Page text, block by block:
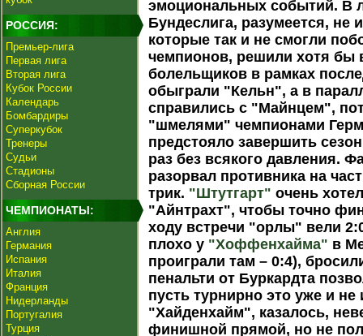
РОССИЯ:
Премьер-лига
Первая лига
Вторая лига
Кубок России
Календарь
Бомбардиры
Суперкубок
Тренеры
Судьи
Стадионы
Сборная России
ЧЕМПИОНАТЫ:
Англия
Германия
Испания
Италия
Франция
Нидерланды
Португалия
Турция
эмоциональных событий. В
Бундеслига, разумеется,
которые так и не смогли
чемпионов, решили хотя бы
болельщиков в рамках
обыграли "Кельн", а в
справились с "Майнцем",
"шмелями" чемпионами
предстояло завершить
раз без всякого давления.
разорвал противника на
трик. "Штутгарт" очень
"Айнтрахт", чтобы точно
ходу встречи "орлы" вели
плохо у "Хоффенхайма" в
проиграли там – 0:4),
пенальти от Буркардта
пусть турнирно это уже и
"Хайденхайм", казалось,
финишной прямой, но не